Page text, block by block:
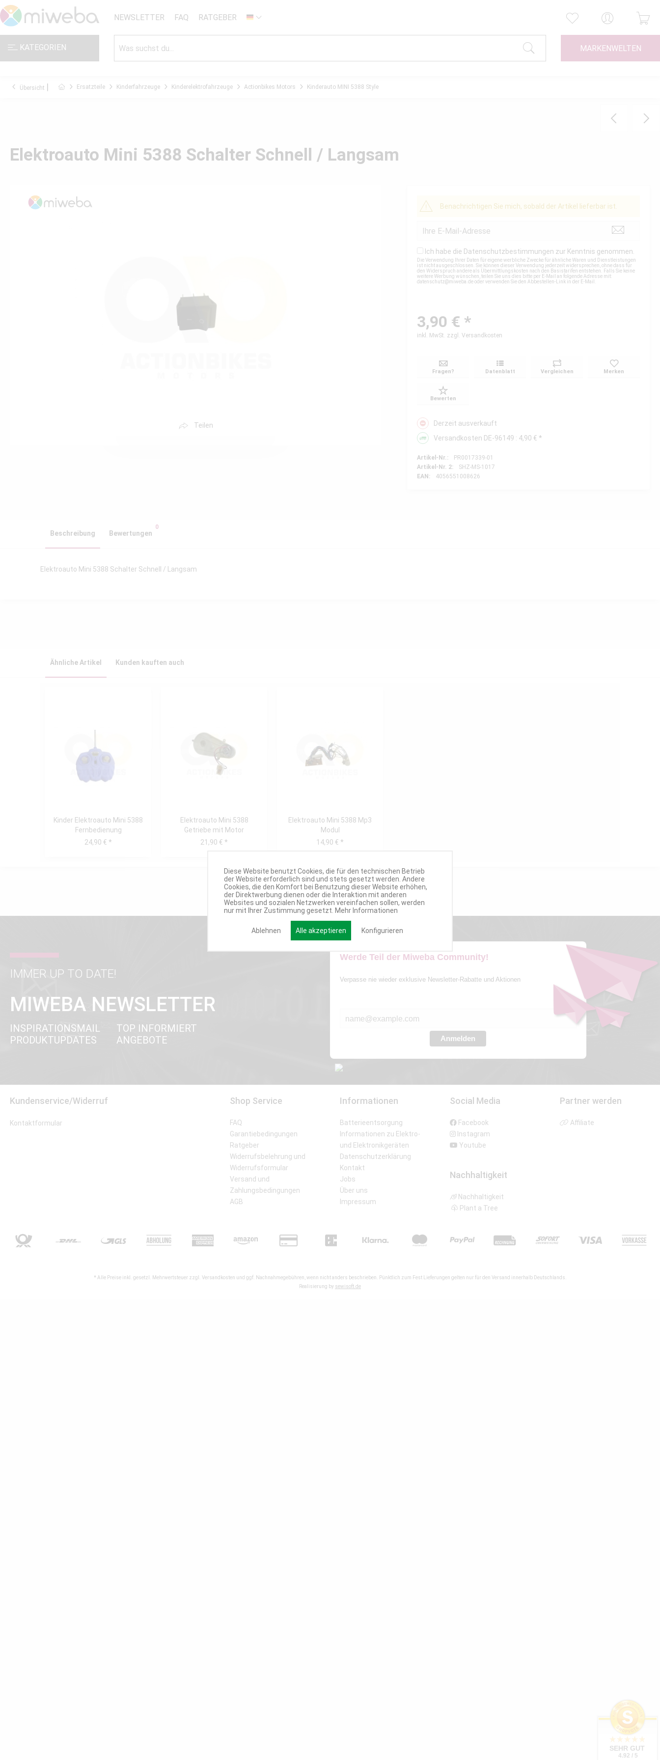
NEWSLETTER FAQ RATGEBER DE
KATEGORIEN MARKENWELTEN
Übersicht Ersatzteile Kinderfahrzeuge Kinderelektrofahrzeuge Actionbikes Motors Kinderauto MINI 5388 Style
Elektroauto Mini 5388 Schalter Schnell / Langsam
Teilen
Benachrichtigen Sie mich, sobald der Artikel lieferbar ist.
Ich habe die Datenschutzbestimmungen zur Kenntnis genommen.
Die Verwendung Ihrer Daten für eigene werbliche Zwecke für ähnliche Waren und Dienstleistungen
ist nicht ausgeschlossen. Sie können dieser Verwendung jederzeit widersprechen, ohne dass für
den Widerspruch andere als Übermittlungskosten nach den Basistarifen entstehen. Falls Sie keine
weitere Werbung wünschen, teilen Sie uns dies bitte per E-Mail an folgende Adresse mit:
datenschutz@miweba.deoder verwenden Sie den Abbestellen-Link in der E-Mail.
3,90 € *
inkl. MwSt. zzgl. Versandkosten
Fragen? Datenblatt Vergleichen Merken
Bewerten
Derzeit ausverkauft
Versandkosten DE-96149 : 4,90 € *
Artikel-Nr.:
PR0017339-01
Artikel-Nr. 2:
SHZ-MS-1017
EAN:
4056551008626
Beschreibung Bewertungen
0
Elektroauto Mini 5388 Schalter Schnell / Langsam
Ähnliche Artikel Kunden kauften auch
Kinder Elektroauto Mini 5388
Fernbedienung
24,90 € *
Elektroauto Mini 5388
Getriebe mit Motor
21,90 € *
Elektroauto Mini 5388 Mp3
Modul
14,90 € *
IMMER UP TO DATE!
MIWEBA NEWSLETTER
INSPIRATIONSMAIL
PRODUKTUPDATES
TOP INFORMIERT
ANGEBOTE
Werde Teil der Miweba Community!
Verpasse nie wieder exklusive Newsletter-Rabatte und Aktionen
Anmelden
Kundenservice/Widerruf
Kontaktformular
Shop Service
FAQ
Garantiebedingungen
Ratgeber
Widerrufsbelehrung und
Widerrufsformular
Versand und
Zahlungsbedingungen
AGB
Informationen
Batterieentsorgung
Informationen zu Elektro-
und Elektronikgeräten
Datenschutzerklärung
Kontakt
Jobs
Über uns
Impressum
Social Media
Facebook
Instagram
Youtube
Nachhaltigkeit
Nachhaltigkeit
Plant a Tree
Partner werden
Affiliate
* Alle Preise inkl. gesetzl. Mehrwertsteuer zzgl. Versandkosten und ggf. Nachnahmegebühren, wenn nicht anders beschrieben. Pünktlich zum Fest Lieferungen gelten nur für den Versand innerhalb Deutschlands.
Realisierung by sewisoft.de
Diese Website benutzt Cookies, die für den technischen Betrieb
der Website erforderlich sind und stets gesetzt werden. Andere
Cookies, die den Komfort bei Benutzung dieser Website erhöhen,
der Direktwerbung dienen oder die Interaktion mit anderen
Websites und sozialen Netzwerken vereinfachen sollen, werden
nur mit Ihrer Zustimmung gesetzt. Mehr Informationen
Ablehnen Alle akzeptieren Konfigurieren
SEHR GUT
4.92 / 5